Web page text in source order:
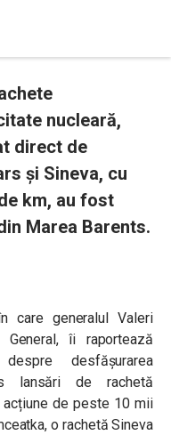
nucleară,
direct de
și Sineva, cu
km, au fost
Marea Barents.
care generalul Valeri
îi raportează
desfășurarea
lansări de rachetă
acțiune de peste 10 mii
o rachetă Sineva